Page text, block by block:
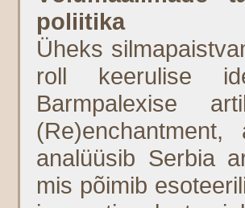
poliitika
Üheks
roll keerulise
Barmpalexise
analüüsib Serbia
mis põimib